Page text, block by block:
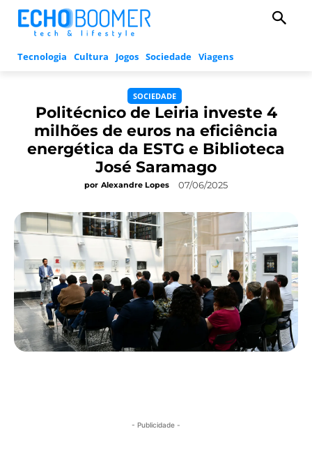
Tecnologia Cultura Jogos Sociedade Viagens
SOCIEDADE
Politécnico de Leiria investe 4
milhões de euros na eficiência
energética da ESTG e Biblioteca
José Saramago
por Alexandre Lopes 07/06/2025
- Publicidade -